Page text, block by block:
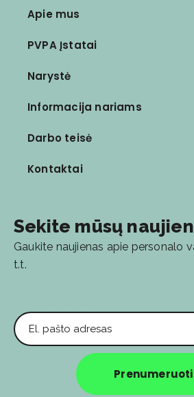
Apie mus
PVPA Įstatai
Narystė
Informacija nariams
Darbo teisė
Kontaktai
Sekite mūsų
Gaukite naujienas apie personalo
t.t.
Prenumeruoti